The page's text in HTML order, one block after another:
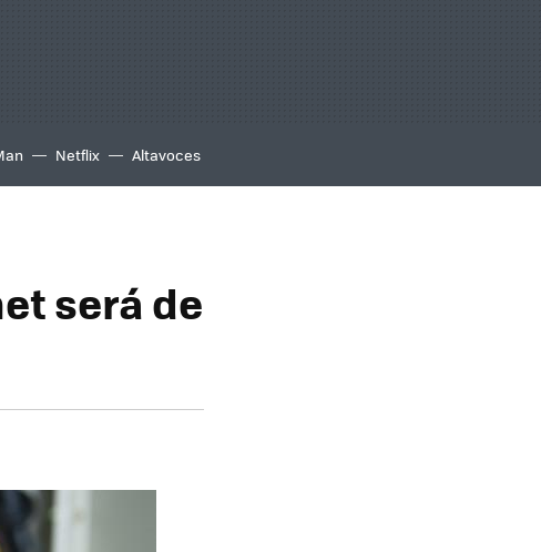
Netflix Altavoces
será de